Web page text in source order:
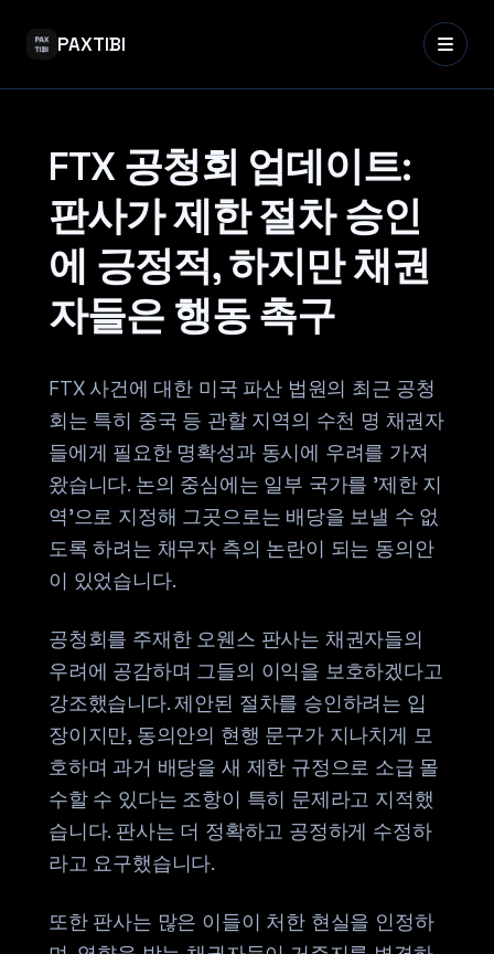
PAXTIBI
FTX 공청회 업데이트:
판사가 제한 절차 승인
에 긍정적, 하지만 채권
자들은 행동 촉구
FTX 사건에 대한 미국 파산 법원의 최근 공청
회는 특히 중국 등 관할 지역의 수천 명 채권자
들에게 필요한 명확성과 동시에 우려를 가져
왔습니다. 논의 중심에는 일부 국가를 '제한 지
역'으로 지정해 그곳으로는 배당을 보낼 수 없
도록 하려는 채무자 측의 논란이 되는 동의안
이 있었습니다.
공청회를 주재한 오웬스 판사는 채권자들의
우려에 공감하며 그들의 이익을 보호하겠다고
강조했습니다. 제안된 절차를 승인하려는 입
장이지만, 동의안의 현행 문구가 지나치게 모
호하며 과거 배당을 새 제한 규정으로 소급 몰
수할 수 있다는 조항이 특히 문제라고 지적했
습니다. 판사는 더 정확하고 공정하게 수정하
라고 요구했습니다.
또한 판사는 많은 이들이 처한 현실을 인정하